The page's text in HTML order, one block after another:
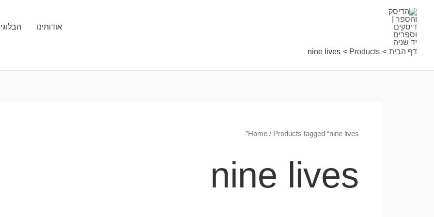
אודותינו
דף הבית Products
nine lives
Home / Products tagged “nine lives”
nine lives